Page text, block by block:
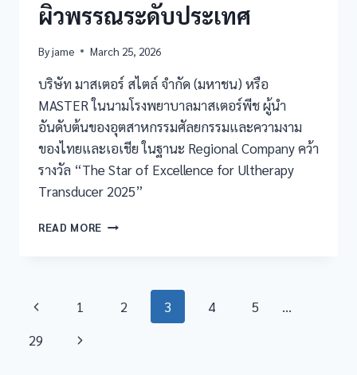
ผิวพรรณระดับประเทศ
Byjame March 25, 2026
บริษัท มาสเตอร์ สไตล์ จำกัด (มหาชน) หรือ
MASTER ในนามโรงพยาบาลมาสเตอร์พีช ผู้นำ
อันดับต้นของอุตสาหกรรมศัลยกรรมและความงาม
ของไทยและเอเชีย ในฐานะ Regional Company คว้า
รางวัล “The Star of Excellence for Ultherapy
Transducer 2025”
READ MORE
1 2 3 4 5
…
29